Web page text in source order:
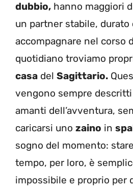
dubbio, hanno maggiori
un partner stabile, durato
accompagnare nel corso
quotidiano troviamo
casa del Sagittario.
vengono sempre
amanti dell’avventura,
caricarsi uno zaino in
sogno del momento:
tempo, per loro, è
impossibile e proprio per